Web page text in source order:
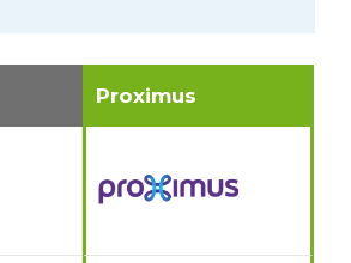
Proximus